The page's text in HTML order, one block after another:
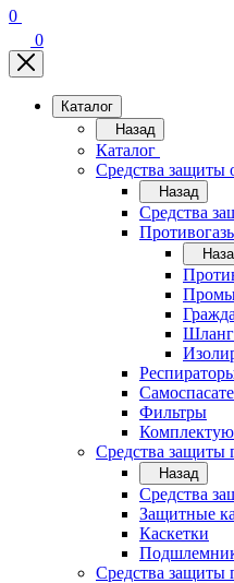
0
0
Каталог
Назад
Каталог
Средства защиты
Назад
Средства
Фильтры
Средства защиты
Назад
Средства
Защитные
Каскетки
Средства защиты